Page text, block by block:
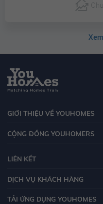
GIỚI THIỆU VỀ YOUHOMES
CỘNG ĐỒNG YOUHOMERS
LIÊN KẾT
DỊCH VỤ KHÁCH HÀNG
TẢI ỨNG DỤNG YOUHOMES